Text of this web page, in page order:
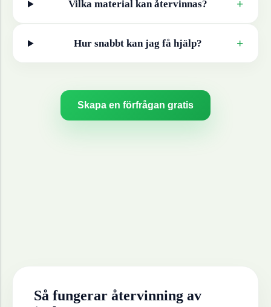
Vilka material kan återvinnas? +
Hur snabbt kan jag få hjälp? +
Skapa en förfrågan gratis
Så fungerar återvinning av